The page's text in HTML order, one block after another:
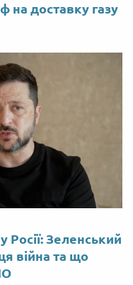
на доставку газу
Росії: Зеленський
війна та що